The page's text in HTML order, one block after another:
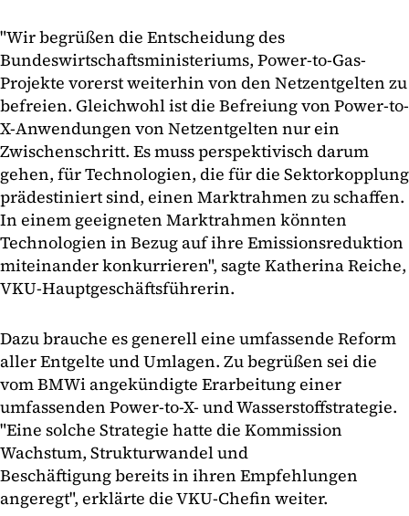
"Wir begrüßen die Entscheidung des
Bundeswirtschaftsministeriums, Power-to-Gas-
Projekte vorerst weiterhin von den Netzentgelten zu
befreien. Gleichwohl ist die Befreiung von Power-to-
X-Anwendungen von Netzentgelten nur ein
Zwischenschritt. Es muss perspektivisch darum
gehen, für Technologien, die für die Sektorkopplung
prädestiniert sind, einen Marktrahmen zu schaffen.
In einem geeigneten Marktrahmen könnten
Technologien in Bezug auf ihre Emissionsreduktion
miteinander konkurrieren", sagte Katherina Reiche,
VKU-Hauptgeschäftsführerin.
Dazu brauche es generell eine umfassende Reform
aller Entgelte und Umlagen. Zu begrüßen sei die
vom BMWi angekündigte Erarbeitung einer
umfassenden Power-to-X- und Wasserstoffstrategie.
"Eine solche Strategie hatte die Kommission
Wachstum, Strukturwandel und
Beschäftigung bereits in ihren Empfehlungen
angeregt", erklärte die VKU-Chefin weiter.